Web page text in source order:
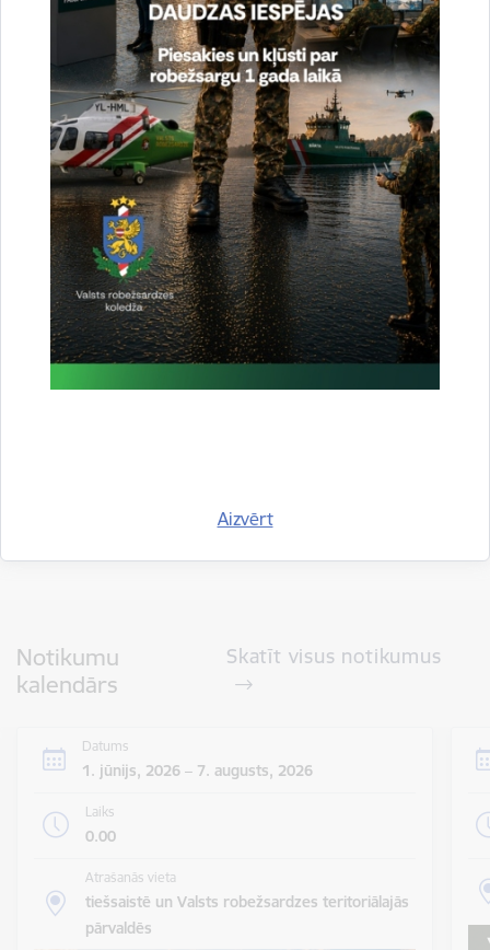
Aizvērt
Noslēgušās Valsts robežsardzes organizētas
starptautiskās operatīvi - taktiskās mācības
“RONIS 2026”
27.07.2026. Sabiedriskie pasākumi
2026. gada 5. augusts uz valsts robežas un
valsts iekšienē
Visi jaunumi
Notikumu
kalendārs
Skatīt visus notikumus
Datums
1. jūnijs, 2026 – 7. augusts, 2026
Laiks
0.00
Atrašanās vieta
tiešsaistē un Valsts robežsardzes teritoriālajās
pārvaldēs